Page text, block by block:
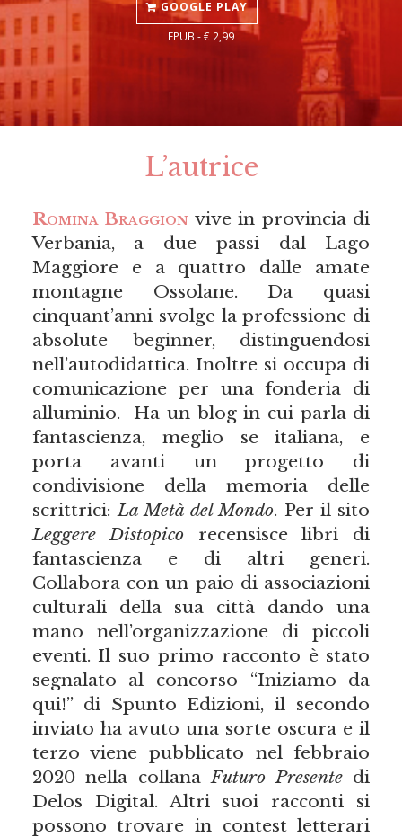
GOOGLE PLAY
EPUB - € 2,99
L’autrice
Romina Braggion vive in provincia di
Verbania, a due passi dal Lago
Maggiore e a quattro dalle amate
montagne Ossolane. Da quasi
cinquant’anni svolge la professione di
absolute beginner, distinguendosi
nell’autodidattica. Inoltre si occupa di
comunicazione per una fonderia di
alluminio. Ha un blog in cui parla di
fantascienza, meglio se italiana, e
porta avanti un progetto di
condivisione della memoria delle
scrittrici: La Metà del Mondo. Per il sito
Leggere Distopicorecensisce libri di
fantascienza e di altri generi.
Collabora con un paio di associazioni
culturali della sua città dando una
mano nell’organizzazione di piccoli
eventi. Il suo primo racconto è stato
segnalato al concorso “Iniziamo da
qui!” di Spunto Edizioni, il secondo
inviato ha avuto una sorte oscura e il
terzo viene pubblicato nel febbraio
2020 nella collana Futuro Presentedi
Delos Digital. Altri suoi racconti si
possono trovare in contest letterari